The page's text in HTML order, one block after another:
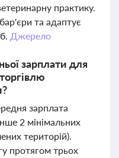
практику.
та адаптує
Джерело
зарплати для
зарплата
2 мінімальних
територій).
протягом трьох